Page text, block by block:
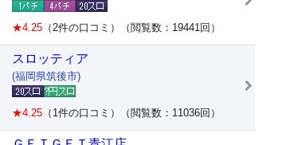
★4.25 （2件の口コミ）（閲覧数：19441回）
スロッティア
(福岡県筑後市)
★4.25 （1件の口コミ）（閲覧数：11036回）